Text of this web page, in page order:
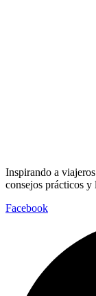
Inspirando a
consejos prácticos y
Facebook